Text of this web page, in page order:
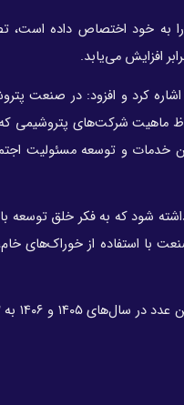
به خود اختصاص داده است،
کرد و افزود: در صنعت
لحاظ ماهیت شرکت‌های
خدمات و توسعه مسئولیت
شود که به فکر خلق توسعه
با استفاده از خوراک‌های